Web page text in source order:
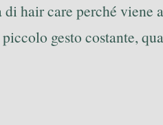
hair care perché viene
gesto costante,